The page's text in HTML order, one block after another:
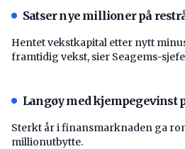
Satser nye millioner på
Hentet vekstkapital etter nytt
framtidig vekst, sier Seagems-
Langøy med kjempegevinst
Sterkt år i finansmarknaden ga
millionutbytte.